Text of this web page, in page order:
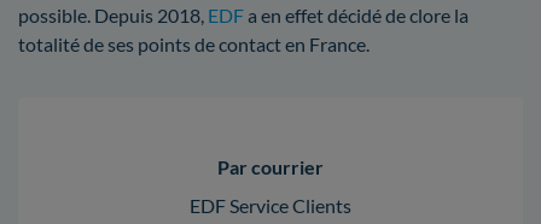
possible. Depuis 2018, EDFa en effet décidé de clore la
totalité de ses points de contact en France.
Par courrier
EDF Service Clients